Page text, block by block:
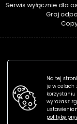
Serwis wyłącznie dla
Graj
Na tej
je w celach
korzystaniu
wyrażasz
politykę